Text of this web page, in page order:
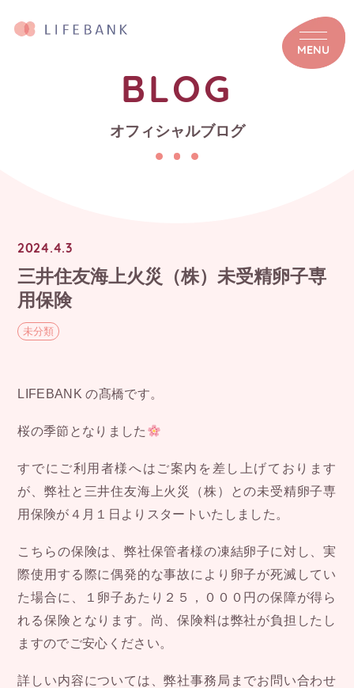
MENU
BLOG
オフィシャルブログ
2024.4.3
三井住友海上火災（株）未受精卵子専
用保険
未分類
LIFEBANK の髙橋です。
桜の季節となりました
すでにご利用者様へはご案内を差し上げております
が、弊社と三井住友海上火災（株）との未受精卵子専
用保険が４月１日よりスタートいたしました。
こちらの保険は、弊社保管者様の凍結卵子に対し、実
際使用する際に偶発的な事故により卵子が死滅してい
た場合に、１卵子あたり２５，０００円の保障が得ら
れる保険となります。尚、保険料は弊社が負担したし
ますのでご安心ください。
詳しい内容については、弊社事務局までお問い合わせ